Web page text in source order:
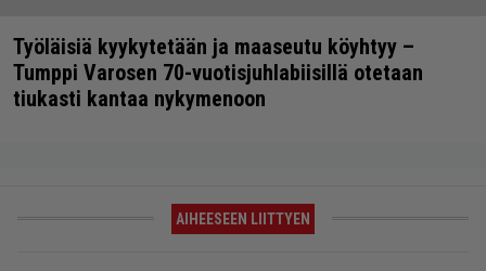
Työläisiä kyykytetään ja maaseutu köyhtyy –
Tumppi Varosen 70-vuotisjuhlabiisillä otetaan
tiukasti kantaa nykymenoon
AIHEESEEN LIITTYEN